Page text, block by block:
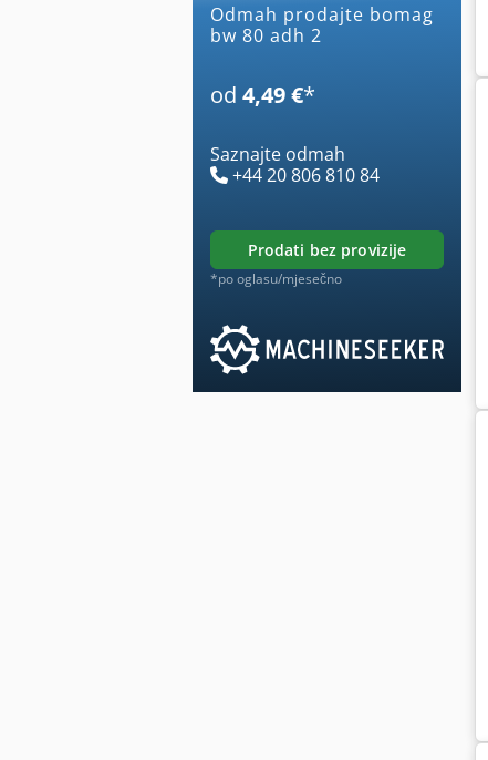
Odmah prodajte bomag
bw 80 adh 2
od 4,49 €*
Saznajte odmah
+44 20 806 810 84
prodati bez provizije
*po oglasu/mjesečno